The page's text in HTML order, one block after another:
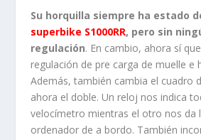
Su horquilla siempre ha estado
superbike S1000RR, pero sin
regulación. En cambio, ahora sí
regulación de pre carga de muelle e
Además, también cambia el cuadro
ahora el doble. Un reloj nos indica
velocímetro mientras el otro nos da
ordenador de a bordo. También